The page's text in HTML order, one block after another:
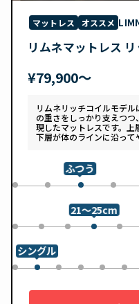
マットレス オススメ
リムネマットレス
¥79,900〜
リムネリッチコイルモデ
の重さをしっかり支えつ
現したマットレスです。上
下層が体のラインに沿っ
ンで、カバーは自宅で洗
した一枚です。
0 1 2
ふつう
3
0 1 2 3
21～25cm
4
0 1
シングル
2 3 4 5